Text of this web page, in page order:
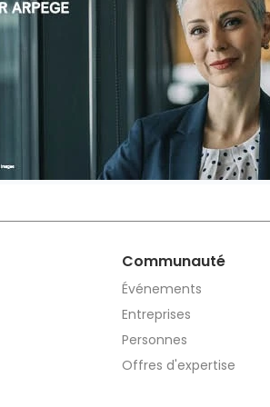
Communauté
Événements
Entreprises
Personnes
Offres d'expertise